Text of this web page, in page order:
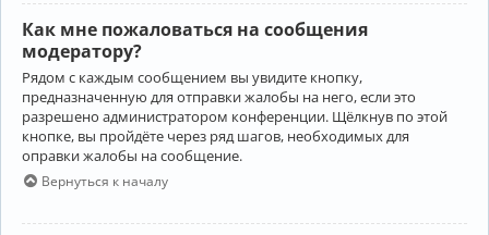
Как мне пожаловаться на сообщения
модератору?
Рядом с каждым сообщением вы увидите кнопку,
предназначенную для отправки жалобы на него, если это
разрешено администратором конференции. Щёлкнув по этой
кнопке, вы пройдёте через ряд шагов, необходимых для
оправки жалобы на сообщение.
Вернуться к началу